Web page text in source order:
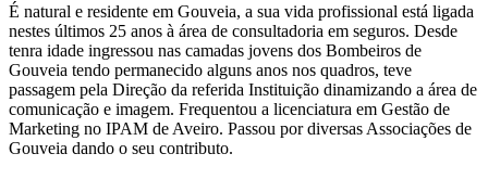
É natural e residente em Gouveia, a sua vida profissional está ligada
nestes últimos 25 anos à área de consultadoria em seguros. Desde
tenra idade ingressou nas camadas jovens dos Bombeiros de
Gouveia tendo permanecido alguns anos nos quadros, teve
passagem pela Direção da referida Instituição dinamizando a área de
comunicação e imagem. Frequentou a licenciatura em Gestão de
Marketing no IPAM de Aveiro. Passou por diversas Associações de
Gouveia dando o seu contributo.